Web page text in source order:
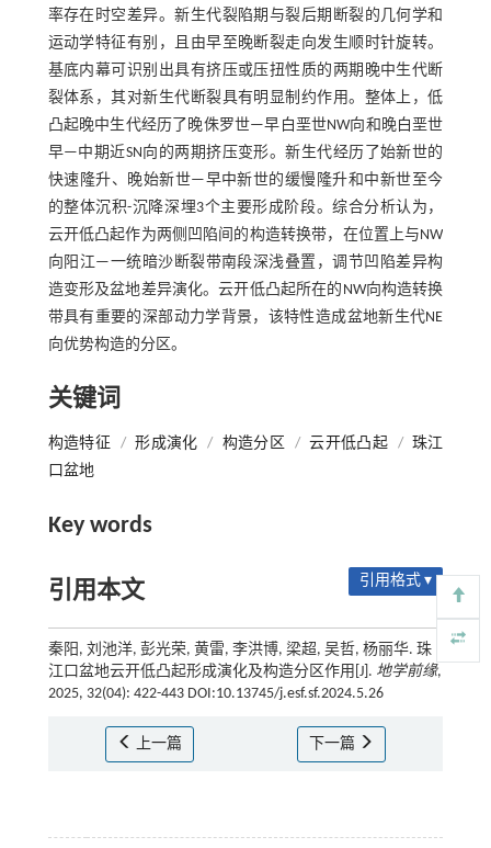
率存在时空差异。新生代裂陷期与裂后期断裂的几何学和
运动学特征有别，且由早至晚断裂走向发生顺时针旋转。
基底内幕可识别出具有挤压或压扭性质的两期晚中生代断
裂体系，其对新生代断裂具有明显制约作用。整体上，低
凸起晚中生代经历了晚侏罗世—早白垩世NW向和晚白垩世
早—中期近SN向的两期挤压变形。新生代经历了始新世的
快速隆升、晚始新世—早中新世的缓慢隆升和中新世至今
的整体沉积-沉降深埋3个主要形成阶段。综合分析认为，
云开低凸起作为两侧凹陷间的构造转换带，在位置上与NW
向阳江—一统暗沙断裂带南段深浅叠置，调节凹陷差异构
造变形及盆地差异演化。云开低凸起所在的NW向构造转换
带具有重要的深部动力学背景，该特性造成盆地新生代NE
向优势构造的分区。
关键词
构造特征 / 形成演化 / 构造分区 / 云开低凸起 / 珠江
口盆地
Key words
引用本文 引用格式 ▾
秦阳, 刘池洋, 彭光荣, 黄雷, 李洪博, 梁超, 吴哲, 杨丽华. 珠
江口盆地云开低凸起形成演化及构造分区作用[J]. 地学前缘,
2025, 32(04): 422-443 DOI:10.13745/j.esf.sf.2024.5.26
上一篇 下一篇